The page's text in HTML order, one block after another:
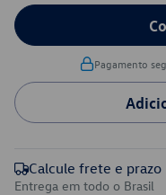
Pagamento
Calcule frete e prazo
Entrega em todo o Brasil